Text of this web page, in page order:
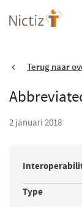
Overslaan
en
gaanTerug naar
2 januari 2018
Type